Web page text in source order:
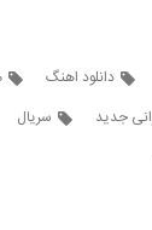
دانلود اهنگ
جدید سریال